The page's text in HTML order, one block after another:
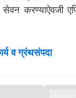
व ग्रंथसंपदा